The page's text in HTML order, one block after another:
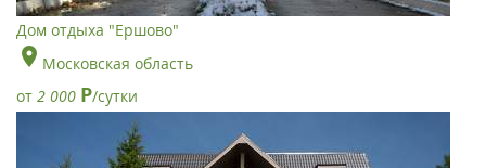
Дом отдыха "Ершово"
Московская область
от 2 000 Р/сутки